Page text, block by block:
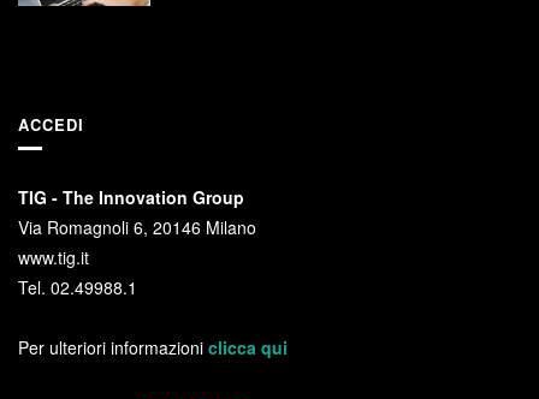
ACCEDI
TIG - The Innovation Group
Via Romagnoli 6, 20146 Milano
www.tig.it
Tel. 02.49988.1
Per ulteriori informazioni clicca qui